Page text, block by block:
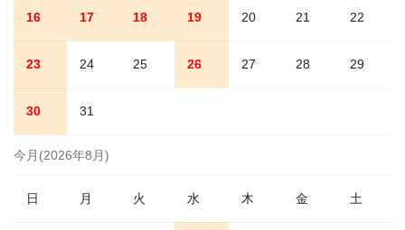
今月(2026年8月)
16 17 18 19 20 21 22
23 24 25 26 27 28 29
30 31
日 月 火 水 木 金 土